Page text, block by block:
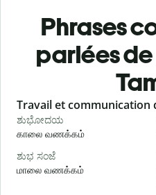
Phrases
parlées
Slide 1 of 6
Travail et communication
ಶುಭೋದಯ
காலை வணக்கம்
ಶುಭ ಸಂಜೆ
மாலை வணக்கம்